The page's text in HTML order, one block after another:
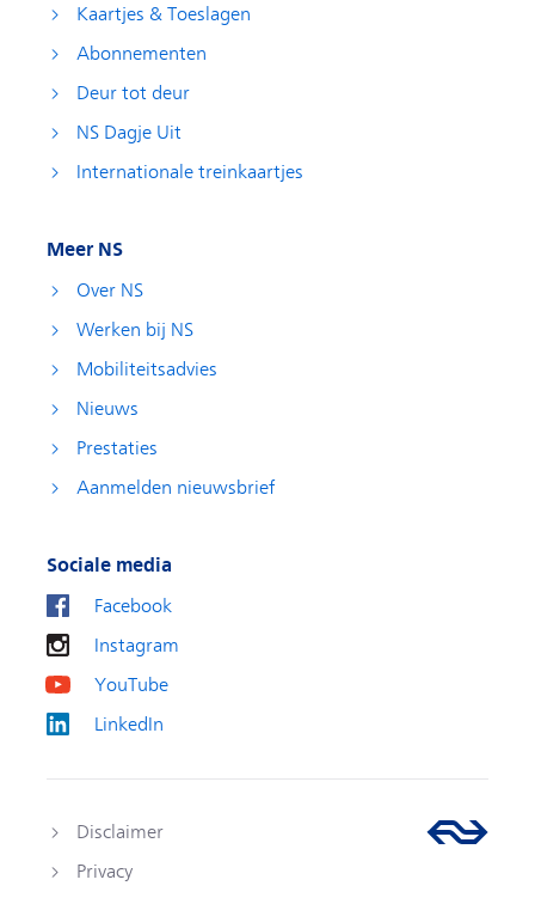
Kaartjes & Toeslagen
Abonnementen
Deur tot deur
NS Dagje Uit
Internationale treinkaartjes
Meer NS
Over NS
Werken bij NS
Mobiliteitsadvies
Nieuws
Prestaties
Aanmelden nieuwsbrief
Sociale media
Facebook
Instagram
YouTube
LinkedIn
Disclaimer
Privacy